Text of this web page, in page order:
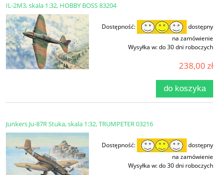
IL-2M3, skala 1:32, HOBBY BOSS 83204
Dostępność:
dostępny
na zamówienie
Wysyłka w:do 30 dni roboczych
238,00 zł
do koszyka
Junkers Ju-87R Stuka, skala 1:32, TRUMPETER 03216
Dostępność:
dostępny
na zamówienie
Wysyłka w:do 30 dni roboczych